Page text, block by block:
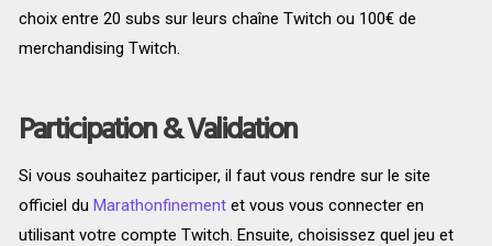
choix entre 20 subs sur leurs chaîne Twitch ou 100€ de
merchandising Twitch.
Participation & Validation
Si vous souhaitez participer, il faut vous rendre sur le site
officiel du Marathonfinementet vous vous connecter en
utilisant votre compte Twitch. Ensuite, choisissez quel jeu et